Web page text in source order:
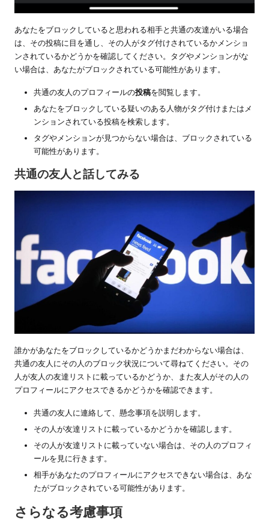
あなたをブロックしていると思われる相手と共通の友達がいる場合
は、その投稿に目を通し、その人がタグ付けされているかメンショ
ンされているかどうかを確認してください。タグやメンションがな
い場合は、あなたがブロックされている可能性があります。
共通の友人のプロフィールの投稿を閲覧します。
あなたをブロックしている疑いのある人物がタグ付けまたはメ
ンションされている投稿を検索します。
タグやメンションが見つからない場合は、ブロックされている
可能性があります。
共通の友人と話してみる
誰かがあなたをブロックしているかどうかまだわからない場合は、
共通の友人にその人のブロック状況について尋ねてください。その
人が友人の友達リストに載っているかどうか、また友人がその人の
プロフィールにアクセスできるかどうかを確認できます。
共通の友人に連絡して、懸念事項を説明します。
その人が友達リストに載っているかどうかを確認します。
その人が友達リストに載っていない場合は、その人のプロフィ
ールを見に行きます。
相手があなたのプロフィールにアクセスできない場合は、あな
たがブロックされている可能性があります。
さらなる考慮事項